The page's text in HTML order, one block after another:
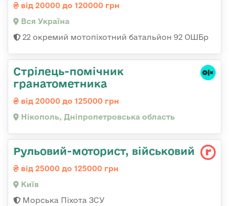
від 20000 до 120000 грн
Вся Україна
22 окремий мотопіхотний батальйон 92 ОШБр
Стрілець-помічник
гранатометника
від 20000 до 125000 грн
Нікополь, Дніпропетровська область
Рульовий-мотоpист, військовий
від 25000 до 125000 грн
Київ
Морська Піхота ЗСУ